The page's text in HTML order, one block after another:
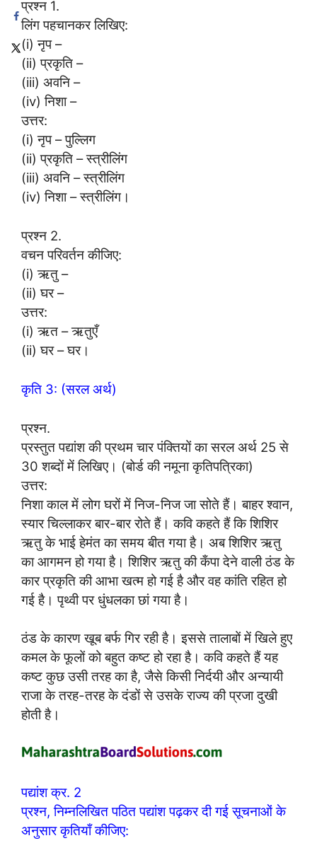
प्रश्न 1.
लिंग पहचानकर लिखिए:
(i) नृप –
(ii) प्रकृति –
(iii) अवनि –
(iv) निशा –
उत्तर:
(i) नृप – पुल्लिग
(ii) प्रकृति – स्त्रीलिंग
(iii) अवनि – स्त्रीलिंग
(iv) निशा – स्त्रीलिंग।
प्रश्न 2.
वचन परिवर्तन कीजिए:
(i) ऋतु –
(ii) घर –
उत्तर:
(i) ऋत – ऋतुएँ
(ii) घर – घर।
कृति 3: (सरल अर्थ)
प्रश्न.
प्रस्तुत पद्यांश की प्रथम चार पंक्तियों का सरल अर्थ 25 से
30 शब्दों में लिखिए। (बोर्ड की नमूना कृतिपत्रिका)
उत्तर:
निशा काल में लोग घरों में निज-निज जा सोते हैं। बाहर श्वान,
स्यार चिल्लाकर बार-बार रोते हैं। कवि कहते हैं कि शिशिर
ऋतु के भाई हेमंत का समय बीत गया है। अब शिशिर ऋतु
का आगमन हो गया है। शिशिर ऋतु की कँपा देने वाली ठंड के
कार प्रकृति की आभा खत्म हो गई है और वह कांति रहित हो
गई है। पृथ्वी पर धुंधलका छां गया है।
ठंड के कारण खूब बर्फ गिर रही है। इससे तालाबों में खिले हुए
कमल के फूलों को बहुत कष्ट हो रहा है। कवि कहते हैं यह
कष्ट कुछ उसी तरह का है, जैसे किसी निर्दयी और अन्यायी
राजा के तरह-तरह के दंडों से उसके राज्य की प्रजा दुखी
होती है।
पद्यांश क्र. 2
प्रश्न, निम्नलिखित पठित पद्यांश पढ़कर दी गई सूचनाओं के
अनुसार कृतियाँ कीजिए: